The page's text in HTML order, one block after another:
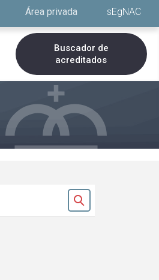
Área privada sEgNAC
Buscador de
acreditados
Ok